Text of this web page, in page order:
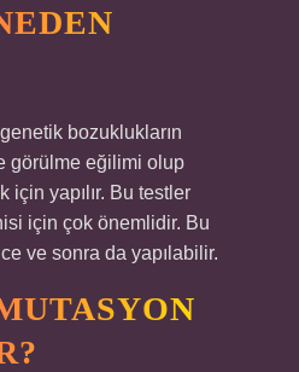
bozuklukların
görülme eğilimi olup
için yapılır. Bu testler
için çok önemlidir. Bu
ve sonra da yapılabilir.